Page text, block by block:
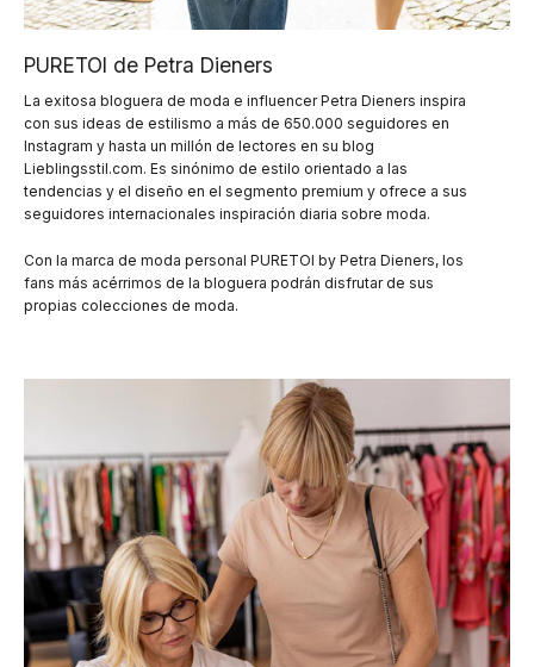
PURETOI de Petra Dieners
La exitosa bloguera de moda e influencer Petra Dieners inspira
con sus ideas de estilismo a más de 650.000 seguidores en
Instagram y hasta un millón de lectores en su blog
Lieblingsstil.com. Es sinónimo de estilo orientado a las
tendencias y el diseño en el segmento premium y ofrece a sus
seguidores internacionales inspiración diaria sobre moda.
Con la marca de moda personal PURETOI by Petra Dieners, los
fans más acérrimos de la bloguera podrán disfrutar de sus
propias colecciones de moda.